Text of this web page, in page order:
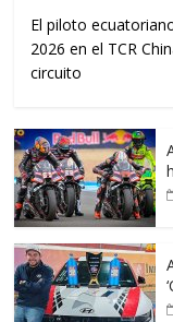
El piloto
2026 en el TCR
circuito